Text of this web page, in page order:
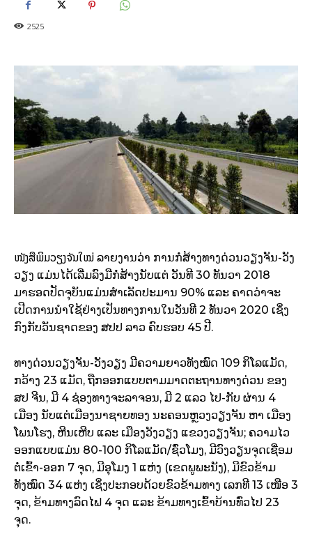
2525
ໜັງສືພິມວຽງຈັນໃໝ່ ລາຍງານວ່າ ການກໍ່ສ້າງທາງດ່ວນວຽງຈັນ-ວັງ
ວຽງ ແມ່ນໄດ້ເລີ່ມລົງມືກໍ່ສ້າງນັບແຕ່ ວັນທີ 30 ທັນວາ 2018
ມາຮອດປັດຈຸບັນແມ່ນສໍາເລັດປະມານ 90% ແລະ ຄາດວ່າຈະ
ເປີດການນໍາໃຊ້ຢ່າງເປັນທາງການໃນວັນທີ 2 ທັນວາ 2020 ເຊິ່ງ
ກົງກັບວັນຊາດຂອງ ສປປ ລາວ ຄົບຮອບ 45 ປີ.
ທາງດ່ວນວຽງຈັນ-ວັງວຽງ ມີຄວາມຍາວທັງໝົດ 109 ກິໂລແມັດ,
ກວ້າງ 23 ແມັດ, ຖືກອອກແບບຕາມມາດຕະຖານທາງດ່ວນ ຂອງ
ສປ ຈີນ, ມີ 4 ຊ່ອງທາງຈະລາຈອນ, ມີ 2 ແລວ ໄປ-ກັບ ຜ່ານ 4
ເມືອງ ນັບແຕ່ເມືອງນາຊາຍທອງ ນະຄອນຫຼວງວຽງຈັນ ຫາ ເມືອງ
ໂພນໂຮງ, ຫີນເຫີບ ແລະ ເມືອງວັງວຽງ ແຂວງວຽງຈັນ; ຄວາມໄວ
ອອກແບບແມ່ນ 80-100 ກິໂລແມັດ/ຊົ່ວໂມງ, ມີວົງວຽນຈຸດເຊື່ອມ
ຕໍ່ເຂົ້າ-ອອກ 7 ຈຸດ, ມີອຸໂມງ 1 ແຫ່ງ (ເຂດພູພະນັງ), ມີຂົວຂ້າມ
ທັງໝົດ 34 ແຫ່ງ ເຊິ່ງປະກອບດ້ວຍຂົວຂ້າມທາງ ເລກທີ 13 ເໜືອ 3
ຈຸດ, ຂ້າມທາງລົດໄຟ 4 ຈຸດ ແລະ ຂ້າມທາງເຂົ້າບ້ານທົ່ວໄປ 23
ຈຸດ.